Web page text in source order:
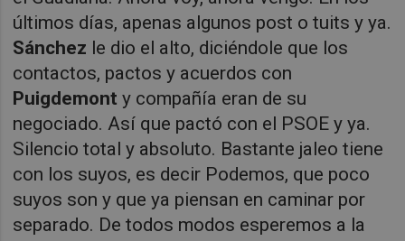
últimos días, apenas algunos post o tuits y ya.
Sánchez le dio el alto, diciéndole que los
contactos, pactos y acuerdos con
Puigdemonty compañía eran de su
negociado. Así que pactó con el PSOE y ya.
Silencio total y absoluto. Bastante jaleo tiene
con los suyos, es decir Podemos, que poco
suyos son y que ya piensan en caminar por
separado. De todos modos esperemos a la